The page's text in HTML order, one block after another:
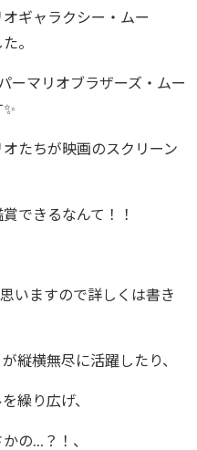
ギャラクシー・ムー
。
ーマリオブラザーズ・ムー
たちが映画のスクリーン
できるなんて！！
いますので詳しくは書き
縦横無尽に活躍したり、
繰り広げ、
の…？！、